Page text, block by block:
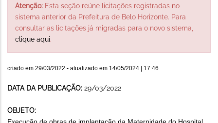
Atenção: Esta seção reúne licitações registradas no
sistema anterior da Prefeitura de Belo Horizonte. Para
consultar as licitações já migradas para o novo sistema,
clique aqui.
criado em 29/03/2022 - atualizado em 14/05/2024 | 17:46
DATA DA PUBLICAÇÃO: 29/03/2022
OBJETO: